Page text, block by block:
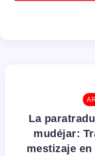
La
mudéjar:
mestizaje